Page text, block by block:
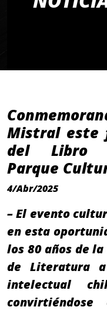
Mistral este
del Libro
Parque
4/Abr/2025
– El evento
en esta
los 80 años de
de Literatura
intelectual